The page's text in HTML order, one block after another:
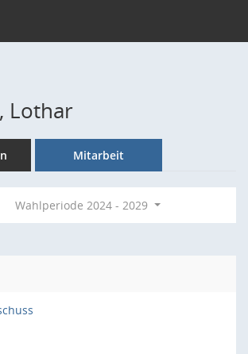
Lothar
Mitarbeit
Wahlperiode 2024 - 2029